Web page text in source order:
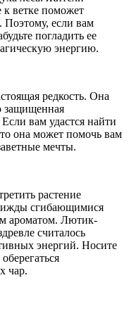
к ветке поможет
Поэтому, если вам
погладить ее
энергию.
редкость. Она
защищенная
вам удастся найти
она может помочь вам
мечты.
растение
сгибающимися
ароматом. Лютик-
считалось
энергий. Носите
чар.